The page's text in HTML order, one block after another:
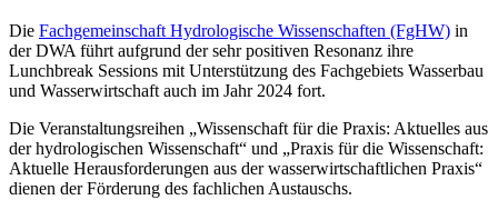
Die Fachgemeinschaft Hydrologische Wissenschaften (FgHW) in
der DWA führt aufgrund der sehr positiven Resonanz ihre
Lunchbreak Sessions mit Unterstützung des Fachgebiets Wasserbau
und Wasserwirtschaft auch im Jahr 2024 fort.
Die Veranstaltungsreihen „Wissenschaft für die Praxis: Aktuelles aus
der hydrologischen Wissenschaft“ und „Praxis für die Wissenschaft:
Aktuelle Herausforderungen aus der wasserwirtschaftlichen Praxis“
dienen der Förderung des fachlichen Austauschs.